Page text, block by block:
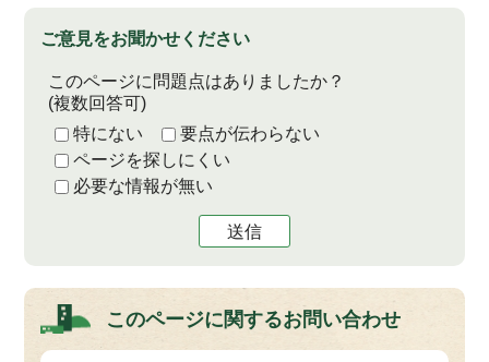
ご意見をお聞かせください
このページに問題点はありましたか？
(複数回答可)
特にない
要点が伝わらない
ページを探しにくい
必要な情報が無い
送信
このページに関するお問い合わせ